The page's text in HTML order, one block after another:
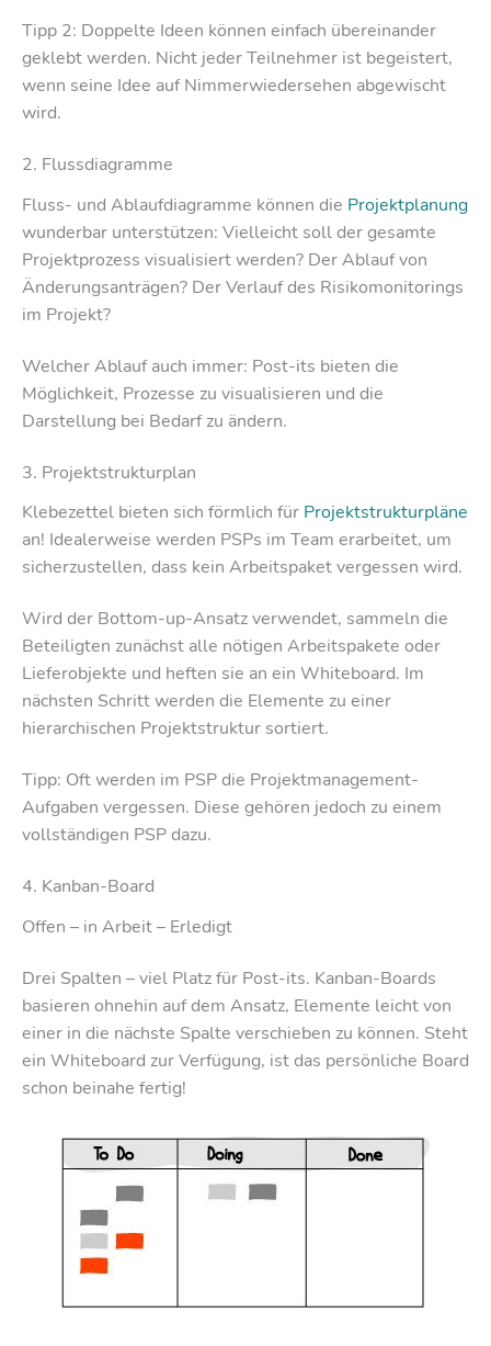
Tipp 2: Doppelte Ideen können einfach übereinander
geklebt werden. Nicht jeder Teilnehmer ist begeistert,
wenn seine Idee auf Nimmerwiedersehen abgewischt
wird.
2. Flussdiagramme
Fluss- und Ablaufdiagramme können die Projektplanung
wunderbar unterstützen: Vielleicht soll der gesamte
Projektprozess visualisiert werden? Der Ablauf von
Änderungsanträgen? Der Verlauf des Risikomonitorings
im Projekt?
Welcher Ablauf auch immer: Post-its bieten die
Möglichkeit, Prozesse zu visualisieren und die
Darstellung bei Bedarf zu ändern.
3. Projektstrukturplan
Klebezettel bieten sich förmlich für Projektstrukturpläne
an! Idealerweise werden PSPs im Team erarbeitet, um
sicherzustellen, dass kein Arbeitspaket vergessen wird.
Wird der Bottom-up-Ansatz verwendet, sammeln die
Beteiligten zunächst alle nötigen Arbeitspakete oder
Lieferobjekte und heften sie an ein Whiteboard. Im
nächsten Schritt werden die Elemente zu einer
hierarchischen Projektstruktur sortiert.
Tipp: Oft werden im PSP die Projektmanagement-
Aufgaben vergessen. Diese gehören jedoch zu einem
vollständigen PSP dazu.
4. Kanban-Board
Offen – in Arbeit – Erledigt
Drei Spalten – viel Platz für Post-its. Kanban-Boards
basieren ohnehin auf dem Ansatz, Elemente leicht von
einer in die nächste Spalte verschieben zu können. Steht
ein Whiteboard zur Verfügung, ist das persönliche Board
schon beinahe fertig!